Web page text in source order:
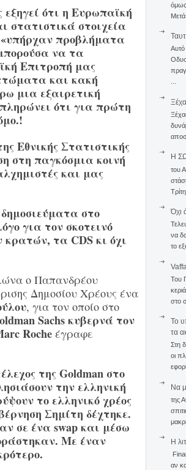
ότι η Ευρωπαϊκή
στατιστικά στοιχεία
προβλήματα
να τα
Επιτροπή μας
και κακή
μια εξαιρετική
ότι για πρώτη
Εθνικής Στατιστικής
στη παγκόσμια κοινή
και μας
στο
για τον σκοτεινό
κρατών, τα CDS κι όχι
ο Παπανδρέου
Δημοσίου Χρέους ένα
, για τον οποίο στο
Sachs κυβερνά τον
Roche έγραφε
της Goldman στο
την ελληνική
το ελληνικό χρέος
Σημίτη δέχτηκε.
σε ένα swap και μέσω
Με έναν
...
Η
του
Όχι
να
το
Του
στο
To
τα
Στη
οι
Να
της
Η
αν